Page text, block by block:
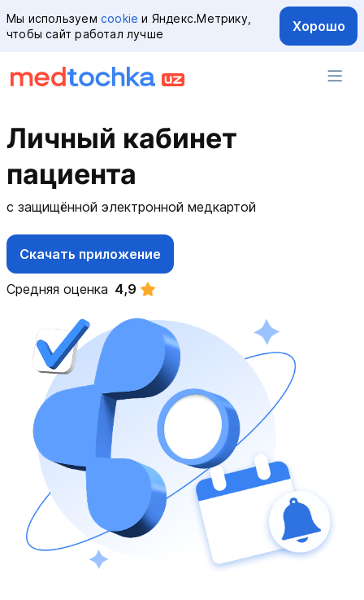
Мы используем cookie и Яндекс.Метрику,
чтобы сайт работал лучше
Хорошо
Личный кабинет
пациента
с защищённой электронной медкартой
Скачать приложение
Средняя оценка 4,9